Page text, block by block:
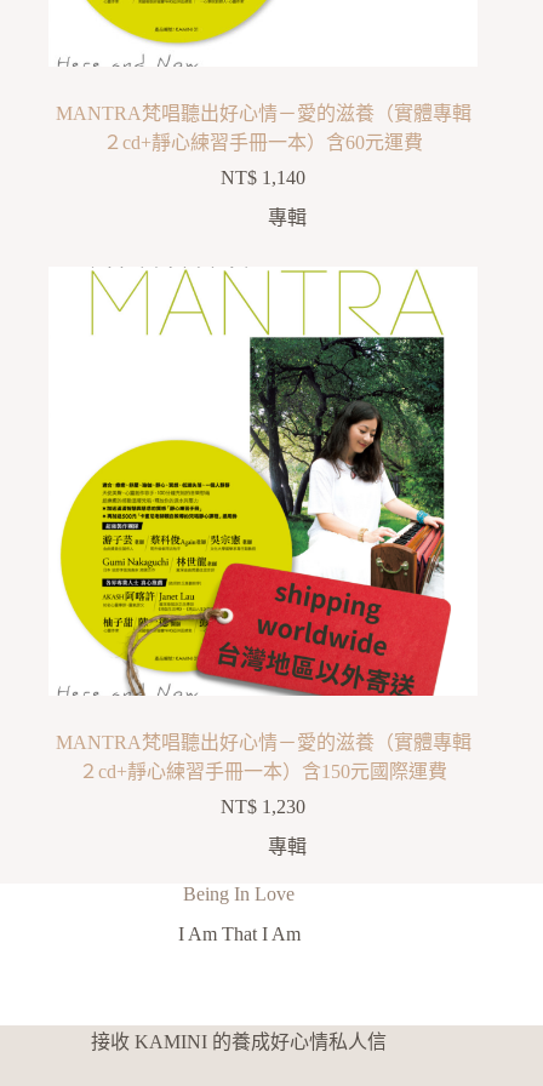
MANTRA梵唱聽出好心情－愛的滋養（實體專輯
２cd+靜心練習手冊一本）含60元運費
NT$ 1,140
專輯
MANTRA梵唱聽出好心情－愛的滋養（實體專輯
２cd+靜心練習手冊一本）含150元國際運費
NT$ 1,230
專輯
Being In Love
I Am That I Am
接收 KAMINI 的養成好心情私人信